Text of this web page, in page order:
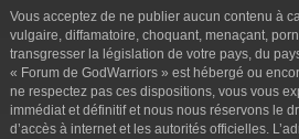
Vous acceptez de ne publier aucun contenu à
vulgaire, diffamatoire, choquant, menaçant,
transgresser la législation de votre pays, du
« Forum de GodWarriors » est hébergé ou
ne respectez pas ces dispositions, vous vous
immédiat et définitif et nous nous réservons le
d’accès à internet et les autorités officielles.